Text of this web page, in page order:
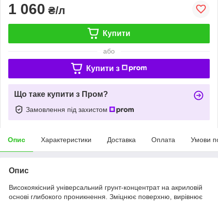
1 060 ₴/л
Купити
або
Купити з
Що таке купити з Пром?
Замовлення під захистом
Опис Характеристики Доставка Оплата Умови
Опис
Високоякісний універсальний грунт-концентрат на акриловій
основі глибокого проникнення. Зміцнює поверхню, вирівнює